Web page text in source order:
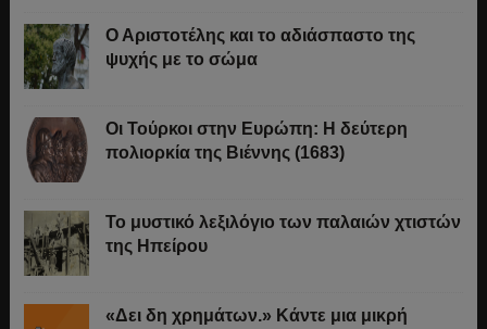
Ο Αριστοτέλης και το αδιάσπαστο της
ψυχής με το σώμα
Οι Τούρκοι στην Ευρώπη: Η δεύτερη
πολιορκία της Βιέννης (1683)
Το μυστικό λεξιλόγιο των παλαιών χτιστών
της Ηπείρου
«Δει δη χρημάτων.» Κάντε μια μικρή